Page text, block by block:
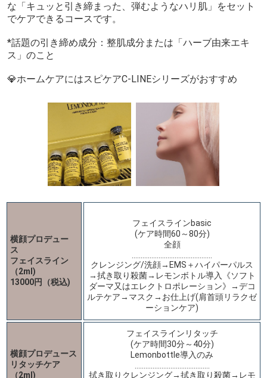
な「キュッと引き締まった、弾むようなハリ肌」をセット
でケアできるコースです。
*話題の引き締め成分：整肌成分または「ハーブ由来エキ
ス」のこと
💎ホームケアにはスピケアC-LINEシリーズがおすすめ
横顔プロデュー
ス
フェイスライン
（2ml)
13000円（税込)
フェイスラインbasic
(ケア時間60～80分)
全顔
クレンジング/洗顔→EMS＋ハイパーパルス
→拭き取り殺菌→レモンボトル導入《ソフト
ダーマ又はエレクトロポレーション》→デコ
ルテケア→マスク→お仕上げ(肩首頭リラクゼ
ーションケア)
横顔プロデュース
リタッチケア
（2ml)
フェイスラインリタッチ
(ケア時間30分～40分)
Lemonbottle導入のみ
拭き取りクレンジング→拭き取り殺菌→レモ